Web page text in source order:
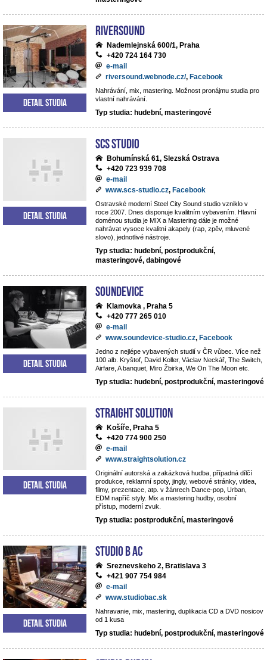
Riversound
Nademlejnská 600/1, Praha
+420 724 164 730
e-mail
riversound.webnode.cz/, Facebook
Nahrávání, mix, mastering. Možnost pronájmu studia pro
vlastní nahrávání.
Typ studia: hudební, masteringové
Detail studia
SCS Studio
Bohumínská 61, Slezská Ostrava
+420 723 939 708
e-mail
www.scs-studio.cz, Facebook
Ostravské moderní Steel City Sound studio vzniklo v
roce 2007. Dnes disponuje kvalitním vybavením. Hlavní
doménou studia je MIX a Mastering dále je možné
nahrávat vysoce kvalitní akapely (rap, zpěv, mluvené
slovo), jednotlivé nástroje.
Typ studia: hudební, postprodukční,
masteringové, dabingové
Detail studia
Soundevice
Klamovka , Praha 5
+420 777 265 010
e-mail
www.soundevice-studio.cz, Facebook
Jedno z nejlépe vybavených studií v ČR vůbec. Více než
100 alb. Kryštof, David Koller, Václav Neckář, The Switch,
Airfare, A banquet, Miro Žbirka, We On The Moon etc.
Typ studia: hudební, postprodukční, masteringové
Detail studia
Straight Solution
Košíře, Praha 5
+420 774 900 250
e-mail
www.straightsolution.cz
Originální autorská a zakázková hudba, případná dílčí
produkce, reklamní spoty, jingly, webové stránky, videa,
filmy, prezentace, atp. v žánrech Dance-pop, Urban,
EDM napříč styly. Mix a mastering hudby, osobní
přístup, moderní zvuk.
Typ studia: postprodukční, masteringové
Detail studia
Studio B AC
Sreznevskeho 2, Bratislava 3
+421 907 754 984
e-mail
www.studiobac.sk
Nahravanie, mix, mastering, duplikacia CD a DVD nosicov
od 1 kusa
Typ studia: hudební, postprodukční, masteringové
Detail studia